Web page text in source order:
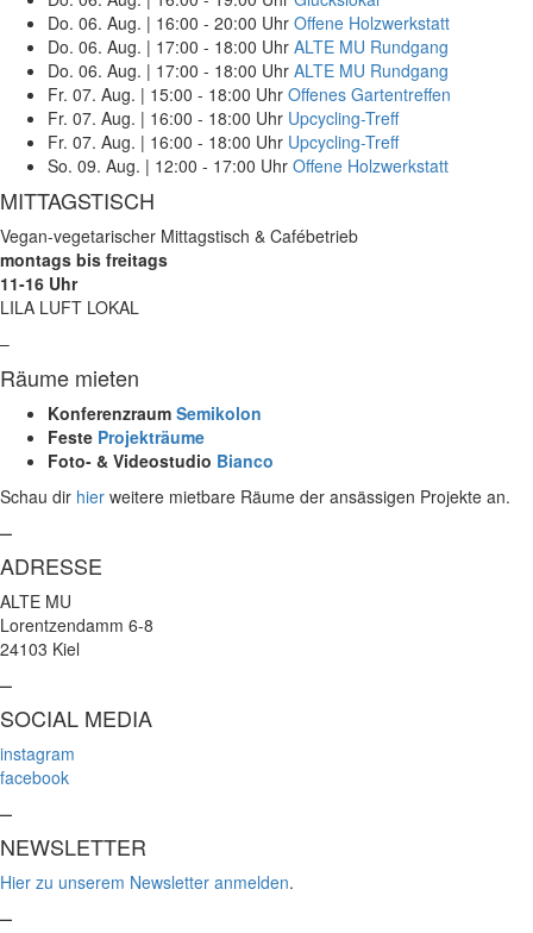
Do. 06. Aug. | 16:00 - 20:00 Uhr Offene Holzwerkstatt
Do. 06. Aug. | 17:00 - 18:00 Uhr ALTE MU Rundgang
Do. 06. Aug. | 17:00 - 18:00 Uhr ALTE MU Rundgang
Fr. 07. Aug. | 15:00 - 18:00 Uhr Offenes Gartentreffen
Fr. 07. Aug. | 16:00 - 18:00 Uhr Upcycling-Treff
Fr. 07. Aug. | 16:00 - 18:00 Uhr Upcycling-Treff
So. 09. Aug. | 12:00 - 17:00 Uhr Offene Holzwerkstatt
MITTAGSTISCH
Vegan-vegetarischer Mittagstisch & Cafébetrieb
montags bis freitags
11-16 Uhr
LILA LUFT LOKAL
–
Räume mieten
Konferenzraum Semikolon
Feste Projekträume
Foto- & Videostudio Bianco
Schau dir hier weitere mietbare Räume der ansässigen Projekte an.
–
ADRESSE
ALTE MU
Lorentzendamm 6-8
24103 Kiel
–
SOCIAL MEDIA
instagram
facebook
–
NEWSLETTER
Hier zu unserem Newsletter anmelden.
–